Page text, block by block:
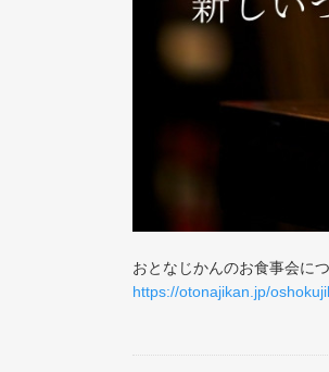
おとなじかんのお食事会に
https://otonajikan.jp/